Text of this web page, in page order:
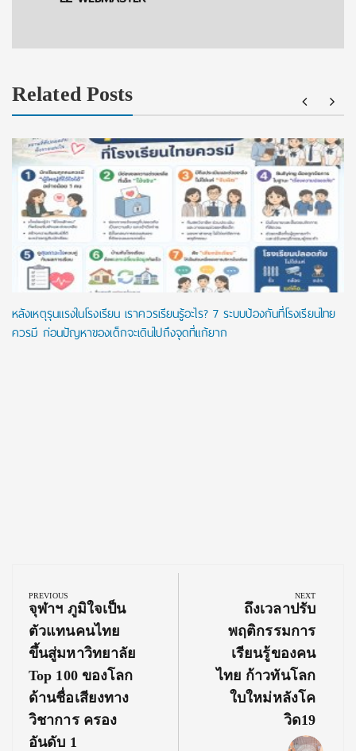
Related Posts
หลังเหตุรุนแรงในโรงเรียน เราควรเรียนรู้อะไร? 7 ระบบป้องกันที่โรงเรียนไทย
ควรมี ก่อนปัญหาของเด็กจะเดินไปถึงจุดที่แก้ยาก
navigation
PREVIOUS
Previous
Post:
จุฬาฯ ภูมิใจเป็น
ตัวแทนคนไทย
ขึ้นสู่มหาวิทยาลัย
Top 100 ของโลก
ด้านชื่อเสียงทาง
วิชาการ ครอง
อันดับ 1
NEXT
Next
Post:
ถึงเวลาปรับ
พฤติกรรมการ
เรียนรู้ของคน
ไทย ก้าวทันโลก
ใบใหม่หลังโค
วิด19